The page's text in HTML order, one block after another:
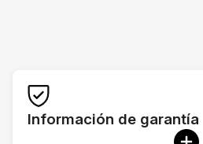
Información de garantía